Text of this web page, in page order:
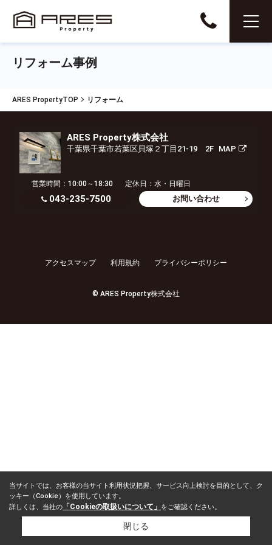
リフォーム事例
ARES PropertyTOP リフォーム
ARES Property株式会社
千葉県千葉市若葉区貝塚２丁目21-19 2F MAP
営業時間：10:00～18:30 定休日：水・日曜日
043-235-7500 お問い合わせ
アクセスマップ 利用規約 プライバシーポリシー
© ARES Property株式会社
当サイトでは、お客様の当サイト利用状況把握、サービス向上検討を目的として、ク
ッキー（Cookie）を使用しています。
詳しくは、当社の 「Cookieの取扱いについて」 をご確認ください。
閉じる